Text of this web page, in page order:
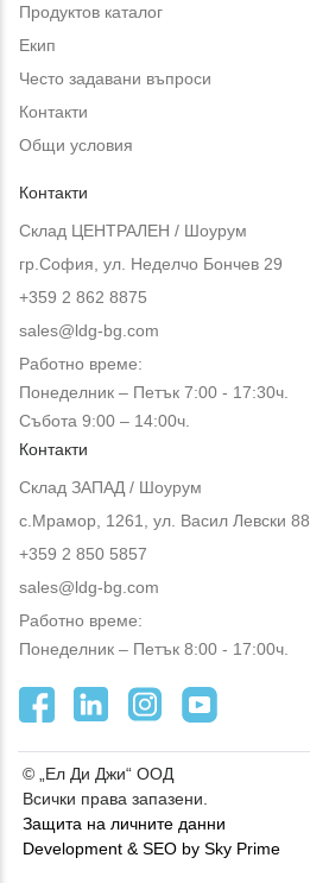
Продуктов каталог
Екип
Често задавани въпроси
Контакти
Общи условия
Контакти
Склад ЦЕНТРАЛЕН / Шоурум
гр.София, ул. Неделчо Бончев 29
+359 2 862 8875
sales@ldg-bg.com
Работно време:
Понеделник – Петък 7:00 - 17:30ч.
Събота 9:00 – 14:00ч.
Контакти
Склад ЗАПАД / Шоурум
с.Мрамор, 1261, ул. Васил Левски 88
+359 2 850 5857
sales@ldg-bg.com
Работно време:
Понеделник – Петък 8:00 - 17:00ч.
© „Ел Ди Джи“ ООД
Всички права запазени.
Защита на личните данни
Development & SEO by Sky Prime